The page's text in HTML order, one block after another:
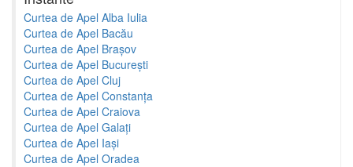
Curtea de Apel Alba Iulia
Curtea de Apel Bacău
Curtea de Apel Brașov
Curtea de Apel București
Curtea de Apel Cluj
Curtea de Apel Constanța
Curtea de Apel Craiova
Curtea de Apel Galați
Curtea de Apel Iași
Curtea de Apel Oradea